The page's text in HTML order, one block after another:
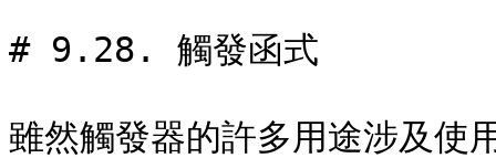
# 9.28. 觸發函式
雖然觸發器的許多用途涉及使